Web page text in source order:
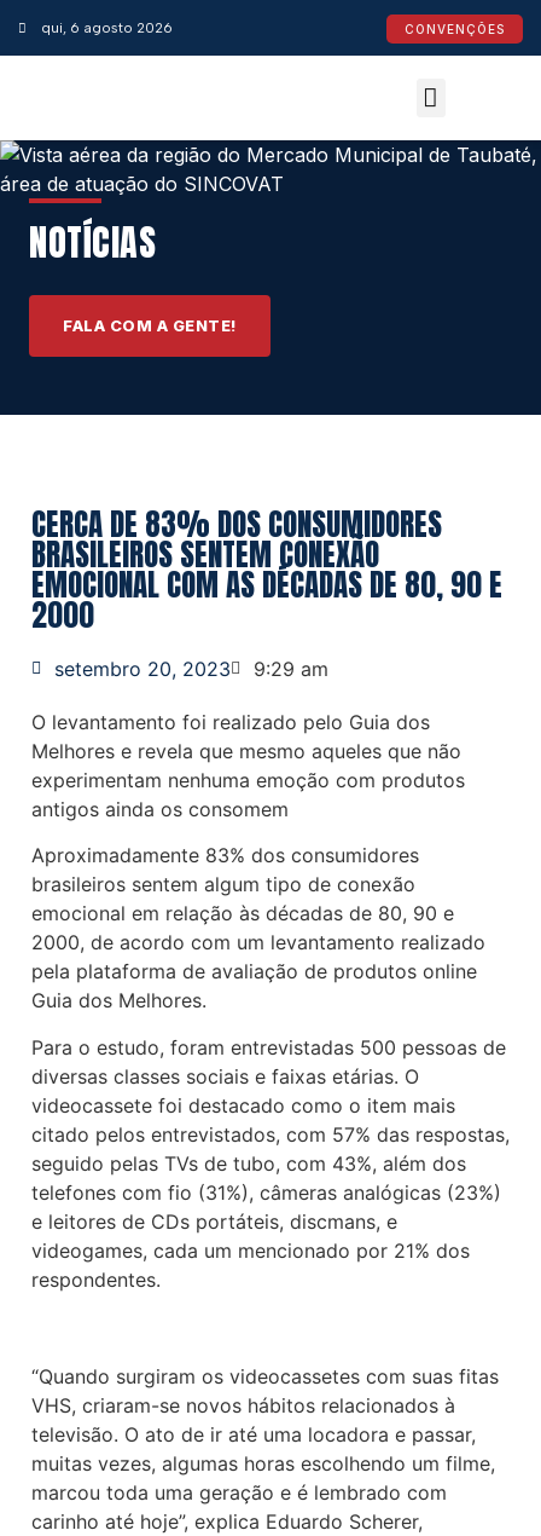
qui, 6 agosto 2026 CONVENÇÕES
NOTÍCIAS
FALA COM A GENTE!
CERCA DE 83% DOS CONSUMIDORES
BRASILEIROS SENTEM CONEXÃO
EMOCIONAL COM AS DÉCADAS DE 80, 90 E
2000
setembro 20, 2023 9:29 am
O levantamento foi realizado pelo Guia dos
Melhores e revela que mesmo aqueles que não
experimentam nenhuma emoção com produtos
antigos ainda os consomem
Aproximadamente 83% dos consumidores
brasileiros sentem algum tipo de conexão
emocional em relação às décadas de 80, 90 e
2000, de acordo com um levantamento realizado
pela plataforma de avaliação de produtos online
Guia dos Melhores.
Para o estudo, foram entrevistadas 500 pessoas de
diversas classes sociais e faixas etárias. O
videocassete foi destacado como o item mais
citado pelos entrevistados, com 57% das respostas,
seguido pelas TVs de tubo, com 43%, além dos
telefones com fio (31%), câmeras analógicas (23%)
e leitores de CDs portáteis, discmans, e
videogames, cada um mencionado por 21% dos
respondentes.
“Quando surgiram os videocassetes com suas fitas
VHS, criaram-se novos hábitos relacionados à
televisão. O ato de ir até uma locadora e passar,
muitas vezes, algumas horas escolhendo um filme,
marcou toda uma geração e é lembrado com
carinho até hoje”, explica Eduardo Scherer,